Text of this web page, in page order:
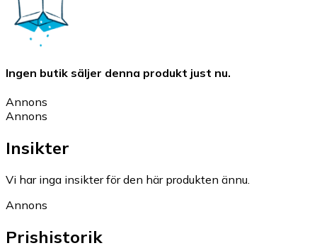
Ingen butik säljer denna produkt just nu.
Annons
Annons
Insikter
Vi har inga insikter för den här produkten ännu.
Annons
Prishistorik